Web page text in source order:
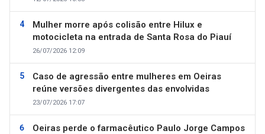
Mulher morre após colisão entre Hilux e
motocicleta na entrada de Santa Rosa do Piauí
26/07/2026 12:09
Caso de agressão entre mulheres em Oeiras
reúne versões divergentes das envolvidas
23/07/2026 17:07
Oeiras perde o farmacêutico Paulo Jorge Campos